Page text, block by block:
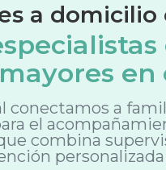
a domicilio
en
conectamos a
el
combina
personalizada